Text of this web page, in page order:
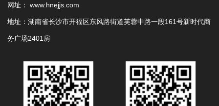
网址： www.hnejjs.com
地址：湖南省长沙市开福区东风路街道芙蓉中路一段161号新时代商
务广场2401房